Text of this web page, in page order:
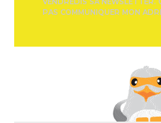
VENDREDIS SA NEWSLETTER.
PAS COMMUNIQUER MON